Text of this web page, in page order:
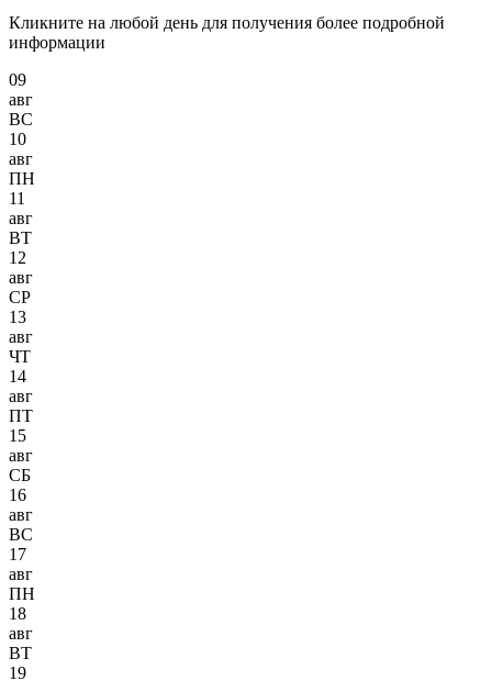
Кликните на любой день для получения более подробной
информации
09
авг
ВС
10
авг
ПН
11
авг
ВТ
12
авг
СР
13
авг
ЧТ
14
авг
ПТ
15
авг
СБ
16
авг
ВС
17
авг
ПН
18
авг
ВТ
19